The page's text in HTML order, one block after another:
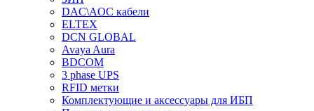
DAC\AOC кабели
ELTEX
DCN GLOBAL
Avaya Aura
BDCOM
3 phase UPS
RFID метки
Комплектующие и аксессуары для ИБП